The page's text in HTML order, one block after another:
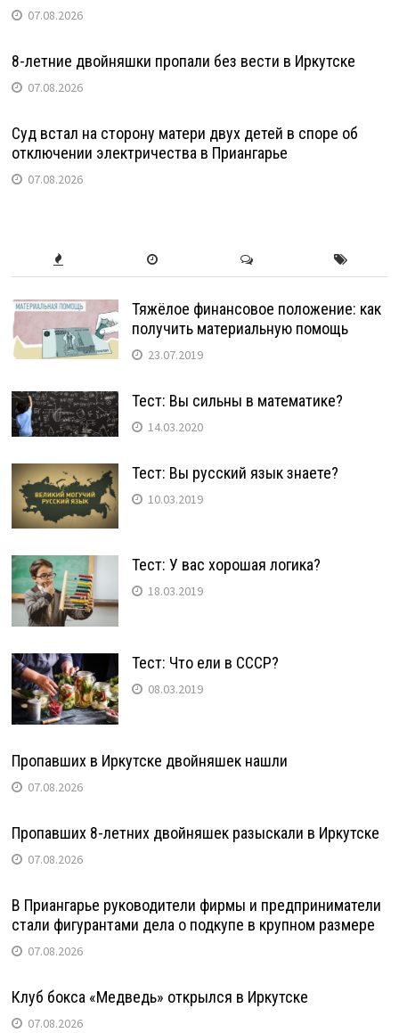
07.08.2026
8-летние двойняшки пропали без вести в Иркутске
07.08.2026
Суд встал на сторону матери двух детей в споре об
отключении электричества в Приангарье
07.08.2026
Тяжёлое финансовое положение: как
получить материальную помощь
23.07.2019
Тест: Вы сильны в математике?
14.03.2020
Тест: Вы русский язык знаете?
10.03.2019
Тест: У вас хорошая логика?
18.03.2019
Тест: Что ели в СССР?
08.03.2019
Пропавших в Иркутске двойняшек нашли
07.08.2026
Пропавших 8-летних двойняшек разыскали в Иркутске
07.08.2026
В Приангарье руководители фирмы и предприниматели
стали фигурантами дела о подкупе в крупном размере
07.08.2026
Клуб бокса «Медведь» открылся в Иркутске
07.08.2026